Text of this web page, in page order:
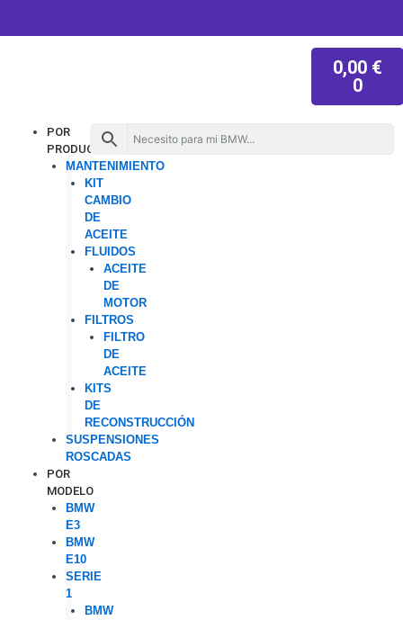
contenido
0,00 €
0
POR
PRODUCTO
MANTENIMIENTO
KIT
CAMBIO
DE
ACEITE
FLUIDOS
ACEITE
DE
MOTOR
FILTROS
FILTRO
DE
ACEITE
KITS
DE
RECONSTRUCCIÓN
SUSPENSIONES
ROSCADAS
POR
MODELO
BMW
E3
BMW
E10
SERIE
1
BMW
Menu